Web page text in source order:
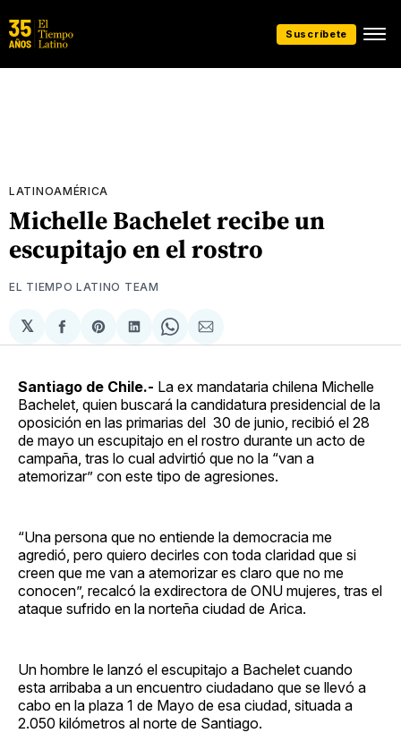
Suscríbete
LATINOAMÉRICA
Michelle Bachelet recibe un
escupitajo en el rostro
EL TIEMPO LATINO TEAM
𝕏
Compartir
en
Share
on
Compartir
en
Share
on
Compartir
via
Santiago de Chile.- La ex mandataria chilena Michelle
Bachelet, quien buscará la candidatura presidencial de la
oposición en las primarias del 30 de junio, recibió el 28
de mayo un escupitajo en el rostro durante un acto de
campaña, tras lo cual advirtió que no la “van a
atemorizar” con este tipo de agresiones.
“Una persona que no entiende la democracia me
agredió, pero quiero decirles con toda claridad que si
creen que me van a atemorizar es claro que no me
conocen”, recalcó la exdirectora de ONU mujeres, tras el
ataque sufrido en la norteña ciudad de Arica.
Un hombre le lanzó el escupitajo a Bachelet cuando
esta arribaba a un encuentro ciudadano que se llevó a
cabo en la plaza 1 de Mayo de esa ciudad, situada a
2.050 kilómetros al norte de Santiago.